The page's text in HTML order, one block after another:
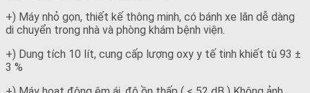
+) Máy nhỏ gọn, thiết kế thông minh, có bánh xe lăn dễ dàng
di chuyển trong nhà và phòng khám bệnh viện.
+) Dung tích 10 lít, cung cấp lượng oxy y tế tinh khiết tù 93 ±
3 %